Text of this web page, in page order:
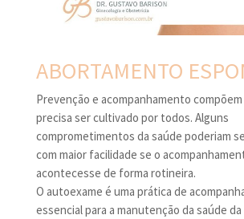
ABORTAMENTO
Prevenção e acompanhamento
precisa ser cultivado por todos. Alguns
comprometimentos da saúde poderiam
com maior facilidade se o
acontecesse de forma rotineira.
O autoexame é uma prática de
essencial para a manutenção da saúde